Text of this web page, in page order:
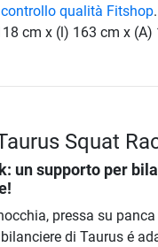
controllo qualità Fitshop.
cm x (l) 163 cm x (A)
Squat
: un supporto per
pressa su
di Taurus é